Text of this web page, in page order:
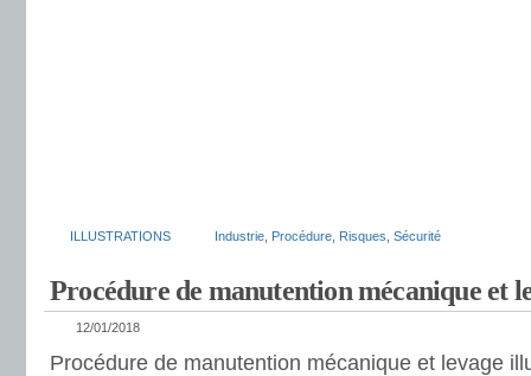
ILLUSTRATIONS Industrie Procédure Risques Sécurité
Procédure de manutention mécanique et
12/01/2018
Procédure de manutention mécanique et levage